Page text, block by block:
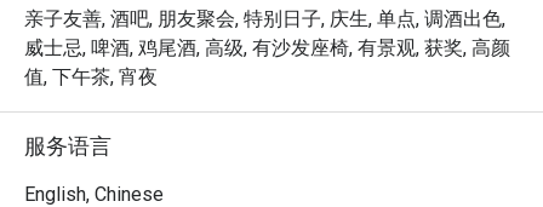
长夜晚，这里的体验都将让您毕生难忘：
餐厅的镇店之宝，无疑是那份层层叠叠、如艺术品般的精
致下午茶，集结了各式甜咸美点。然而，精彩远不止于
级三明治到暖心小点，非常适合与朋友分享。在享用美食
的同时，窗外令人屏息的热带花园与层叠瀑布景致尽收眼
底，营造出难以忘怀的用餐氛围，加上无可挑剔的贴心服
亲子友善, 酒吧, 朋友聚会, 特别日子, 庆生, 单点, 调酒出色,
威士忌, 啤酒, 鸡尾酒, 高级, 有沙发座椅, 有景观, 获奖, 高颜
值, 下午茶, 宵夜
服务语言
English, Chinese